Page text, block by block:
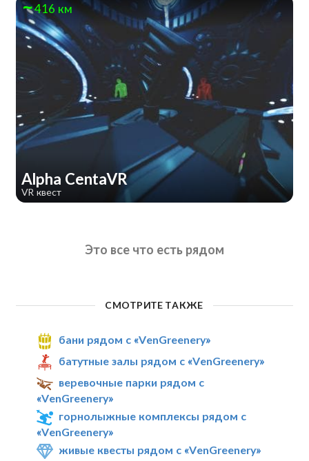
416 км
Alpha CentaVR
VR квест
Это все что есть рядом
СМОТРИТЕ ТАКЖЕ
бани рядом с «VenGreenery»
батутные залы рядом с «VenGreenery»
веревочные парки рядом с
«VenGreenery»
горнолыжные комплексы рядом с
«VenGreenery»
живые квесты рядом с «VenGreenery»